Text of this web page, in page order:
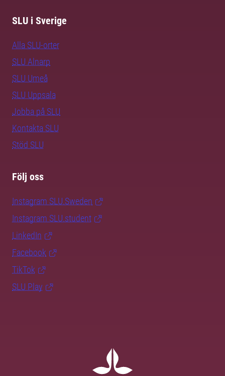
SLU i Sverige
Alla SLU-orter
SLU Alnarp
SLU Umeå
SLU Uppsala
Jobba på SLU
Kontakta SLU
Stöd SLU
Följ oss
Instagram SLU.Sweden
Instagram SLU.student
LinkedIn
Facebook
TikTok
SLU Play